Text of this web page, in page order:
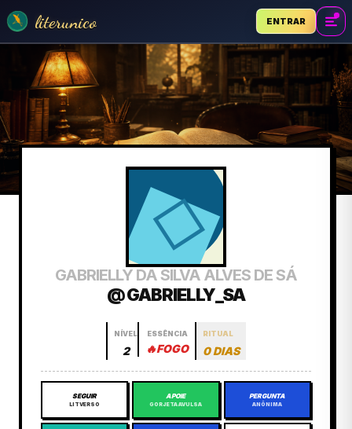
literunico ENTRAR
GABRIELLY DA SILVA ALVES DE SÁ
@ GABRIELLY_SA
NÍVEL
2
ESSÊNCIA
🔥FOGO
RITUAL
0 DIAS
SEGUIR
LITVERSO
APOIE
GORJETA AVULSA
PERGUNTA
ANÔNIMA